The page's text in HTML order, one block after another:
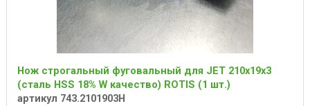
Нож строгальный фуговальный для JET 210x19x3
(сталь HSS 18% W качество) ROTIS (1 шт.)
артикул 743.2101903H